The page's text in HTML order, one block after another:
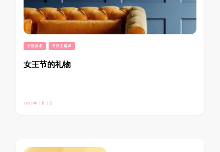
小熊美术 节日主题课
女王节的礼物
2023年 5月 5日